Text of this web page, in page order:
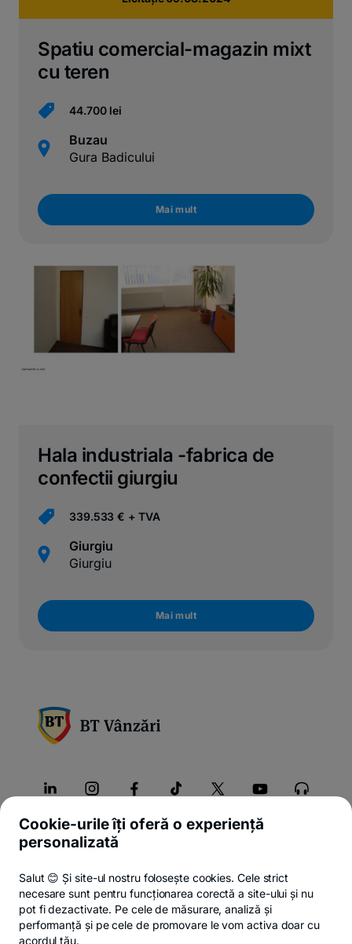
Spatiu comercial-magazin mixt
cu teren
44.700 lei
Buzau
Gura Badicului
Mai mult
Hala industriala -fabrica de
confectii giurgiu
339.533 € + TVA
Giurgiu
Giurgiu
Mai mult
Despre noi
Contact
Cookie-urile îți oferă o experiență
personalizată
Salut 😊 Și site-ul nostru folosește cookies. Cele strict
necesare sunt pentru funcționarea corectă a site-ului și nu
pot fi dezactivate. Pe cele de măsurare, analiză și
performanță și pe cele de promovare le vom activa doar cu
acordul tău.